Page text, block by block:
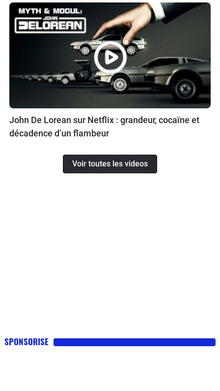
John De Lorean sur Netflix : grandeur, cocaïne et
décadence d’un flambeur
Voir toutes les videos
SPONSORISE